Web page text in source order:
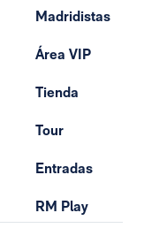
Madridistas
Área VIP
Tienda
Tour
Entradas
RM Play